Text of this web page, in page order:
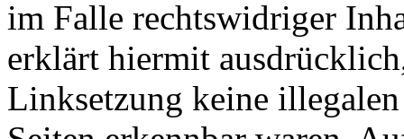
im Falle rechtswidriger
erklärt hiermit
Linksetzung keine